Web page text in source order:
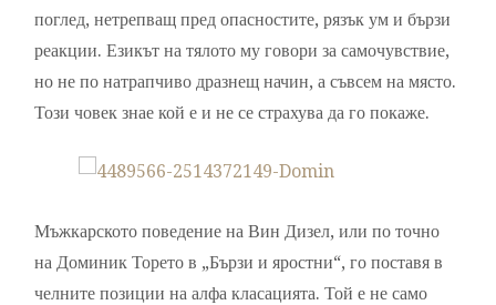
поглед, нетрепващ пред опасностите, рязък ум и бързи
реакции. Езикът на тялото му говори за самочувствие,
но не по натрапчиво дразнещ начин, а съвсем на място.
Този човек знае кой е и не се страхува да го покаже.
Мъжкарското поведение на Вин Дизел, или по точно
на Доминик Торето в „Бързи и яростни“, го поставя в
челните позиции на алфа класацията. Той е не само